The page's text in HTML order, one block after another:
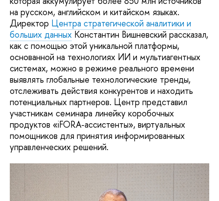
на русском, английском и китайском языках.
Директор Центра стратегической аналитики и
больших данных Константин Вишневский рассказал,
как с помощью этой уникальной платформы,
основанной на технологиях ИИ и мультиагентных
системах, можно в режиме реального времени
выявлять глобальные технологические тренды,
отслеживать действия конкурентов и находить
потенциальных партнеров. Центр представил
участникам семинара линейку коробочных
продуктов «iFORA-ассистенты», виртуальных
помощников для принятия информированных
управленческих решений.